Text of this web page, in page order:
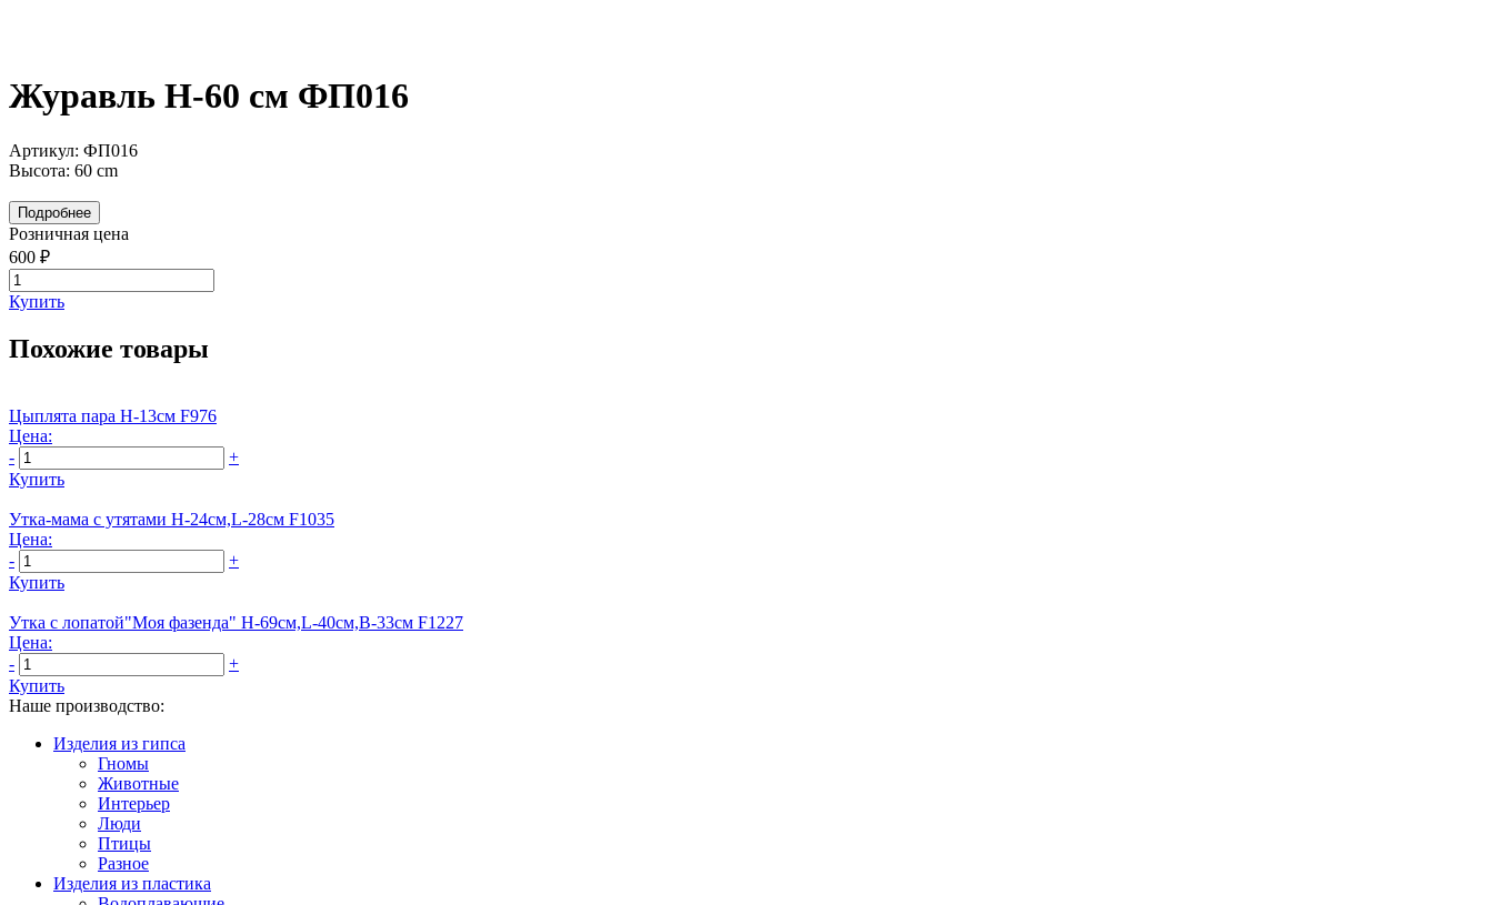
Журавль H-60 см ФП016
Артикул: ФП016
Высота: 60 cm
Подробнее
Розничная цена
600 ₽
Купить
Похожие товары
Цыплята пара Н-13см F976
Цена:
-
+
Купить
Утка-мама с утятами Н-24см,L-28cм F1035
Цена:
-
+
Купить
Утка с лопатой"Моя фазенда" Н-69см,L-40см,В-33см F1227
Цена:
-
+
Купить
Наше производство:
Изделия из гипса
Гномы
Животные
Интерьер
Люди
Птицы
Разное
Изделия из пластика